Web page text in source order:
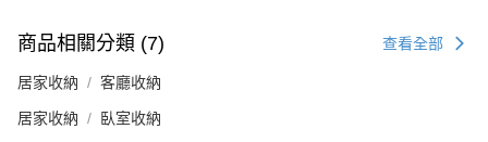
商品相關分類 (7) 查看全部
居家收納 客廳收納
居家收納 臥室收納